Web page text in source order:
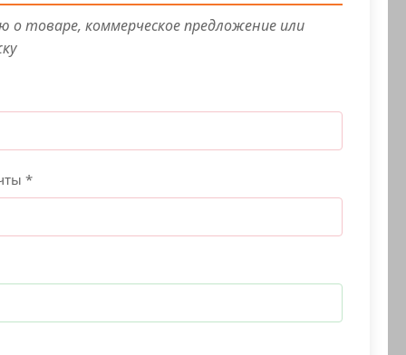
товаре, коммерческое предложение или
*